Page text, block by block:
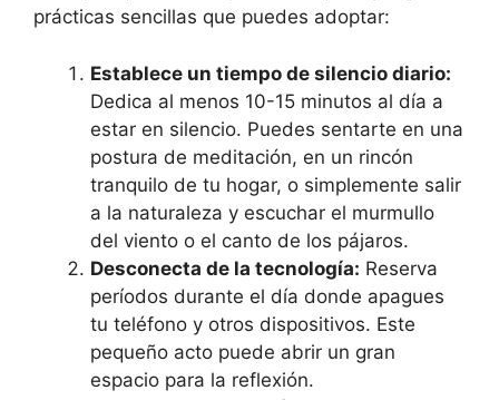
prácticas sencillas que puedes adoptar:
Establece un tiempo de silencio diario:
Dedica al menos 10-15 minutos al día a
estar en silencio. Puedes sentarte en una
postura de meditación, en un rincón
tranquilo de tu hogar, o simplemente salir
a la naturaleza y escuchar el murmullo
del viento o el canto de los pájaros.
Desconecta de la tecnología: Reserva
períodos durante el día donde apagues
tu teléfono y otros dispositivos. Este
pequeño acto puede abrir un gran
espacio para la reflexión.